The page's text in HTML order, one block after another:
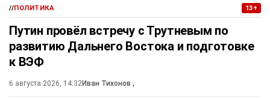
//ПОЛИТИКА 13+
Путин провёл встречу с Трутневым по
развитию Дальнего Востока и подготовке
к ВЭФ
6 августа 2026, 14:32Иван Тихонов ,